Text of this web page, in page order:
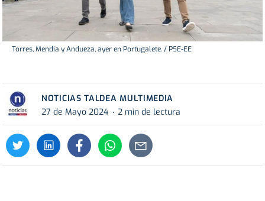
Torres, Mendia y Andueza, ayer en Portugalete. / PSE-EE
NOTICIAS TALDEA MULTIMEDIA
27 de Mayo 2024
2 min de lectura